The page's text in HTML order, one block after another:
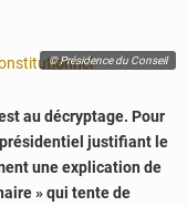
© Présidence du Conseil
au décryptage. Pour
présidentiel justifiant le
une explication de
» qui tente de